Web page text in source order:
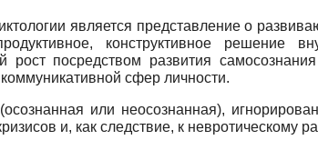
является представление о
конструктивное решение
рост посредством развития
сфер личности.
или неосознанная),
и, как следствие, к невротическому